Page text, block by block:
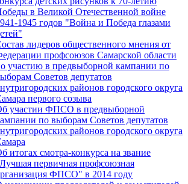
в Великой Отечественной войне
1945 годов "Война и Победа глазами
лидеров общественного мнения от
профсоюзов Самарской области
участию в предвыборной кампании по
Советов депутатов
районов городского округа
первого созыва
участии ФПСО в предвыборной
по выборам Советов депутатов
районов городского округа
итогах смотра-конкурса на звание
первичная профсоюзная
ФПСО" в 2014 году